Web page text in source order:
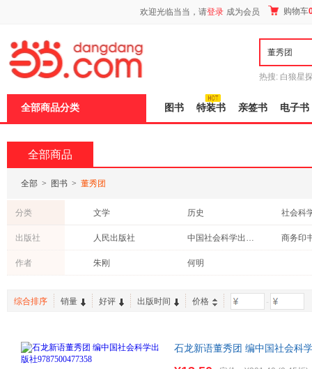
欢迎光临当当，请登录 成为会员 购物车
热搜: 白狼星
全部商品分类 图书 特装书 亲签书 电子书
全部商品
全部 > 图书 > 董秀团
分类 文学 历史
社会科
童书
古籍
心理学
出版社 人民出版社 中国社会科学出版社
商务印
云南大学出版社
作者 朱刚 何明
综合排序 销量 好评 出版时间 价格 -
石龙新语董秀团 编中国社会科
页
加